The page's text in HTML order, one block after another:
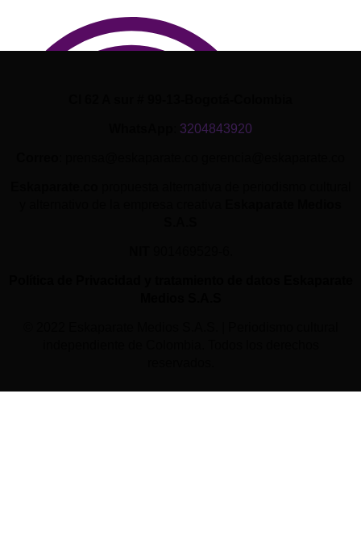
3204843920